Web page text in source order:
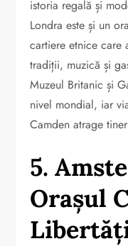
istoria regală și
Londra este și un
cartiere etnice care
tradiții, muzică și
Muzeul Britanic și
nivel mondial, iar
Camden atrage
5.
Orașul